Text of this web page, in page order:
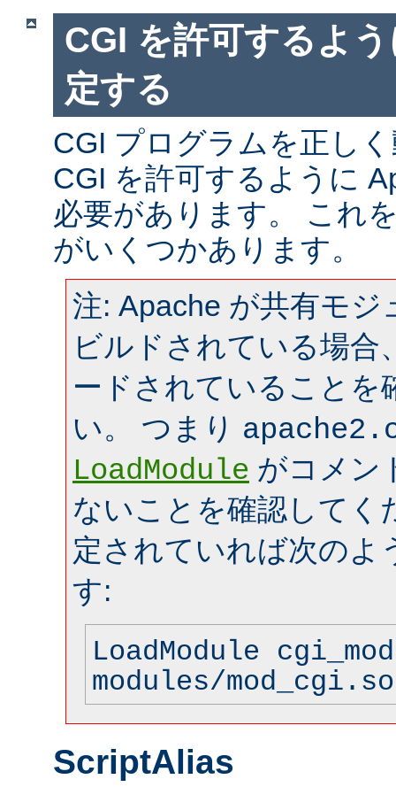
CGI を許可するよ
定する
CGI プログラムを正し
CGI を許可するように
必要があります。 これ
がいくつかあります。
注: Apache が共有モジ
ビルドされている場合
ードされていることを
い。 つまり
LoadModule がコメン
ないことを確認してく
定されていれば次のよ
す:
LoadModule
modules/mod_cgi.so
ScriptAlias